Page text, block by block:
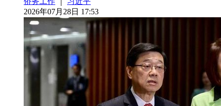
2026年07月28日 17:53